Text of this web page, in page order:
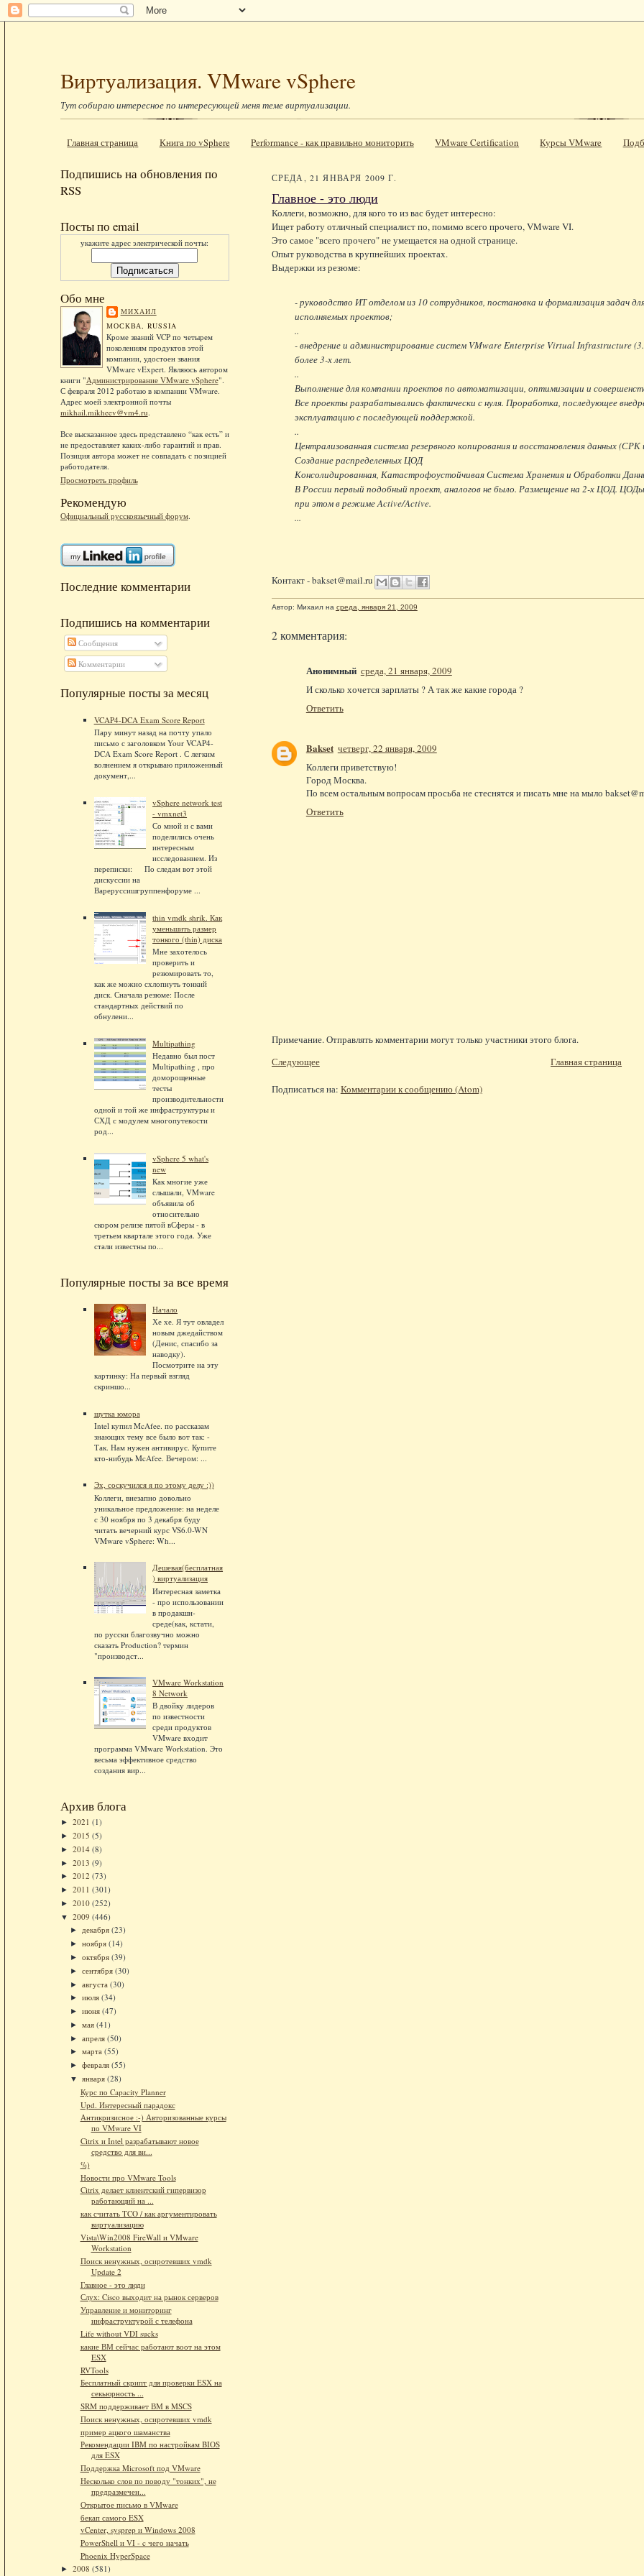
Виртуализация. VMware vSphere
Тут собираю интересное по интересующей меня теме виртуализации.
Главная страница Книга по vSphere Performance - как правильно мониторить VMware Certification Курсы VMware
Подпишись на обновления по
RSS
Посты по email
укажите адрес электрической почты:
Обо мне
МИХАИЛ
МОСКВА, RUSSIA
Кроме званий VCP по четырем
поколениям продуктов этой
компании, удостоен звания
VMware vExpert. Являюсь автором
книги "Администрирование VMware vSphere".
С февраля 2012 работаю в компании VMware.
Адрес моей электронной почты
mikhail.mikheev@vm4.ru.
Все высказанное здесь представлено “как есть” и
не предоставляет каких-либо гарантий и прав.
Позиция автора может не совпадать с позицией
работодателя.
Просмотреть профиль
Рекомендую
Официальный русскоязычный форум.
Последние комментарии
Подпишись на комментарии
Сообщения
Комментарии
Популярные посты за месяц
VCAP4-DCA Exam Score Report
Пару минут назад на почту упало
письмо с заголовком Your VCAP4-
DCA Exam Score Report . С легким
волнением я открываю приложенный
документ,...
vSphere network test
- vmxnet3
Со мной и с вами
поделились очень
интересным
исследованием. Из
переписки: По следам вот этой
дискуссии на
Вареруссишгруппенфоруме ...
thin vmdk shrik. Как
уменьшить размер
тонкого (thin) диска
Мне захотелось
проверить и
резюмировать то,
как же можно схлопнуть тонкий
диск. Сначала резюме: После
стандартных действий по
обнулени...
Multipathing
Недавно был пост
Multipathing , про
доморощенные
тесты
производительности
одной и той же инфраструктуры и
СХД с модулем многопутевости
род...
vSphere 5 what's
new
Как многие уже
слышали, VMware
объявила об
относительно
скором релизе пятой вСферы - в
третьем квартале этого года. Уже
стали известны по...
Популярные посты за все время
Начало
Хе хе. Я тут овладел
новым джедайством
(Денис, спасибо за
наводку).
Посмотрите на эту
картинку: На первый взгляд
скриншо...
шутка юмора
Intel купил McAfee. по рассказам
знающих тему все было вот так: -
Так. Нам нужен антивирус. Купите
кто-нибудь McAfee. Вечером: ...
Эх, соскучился я по этому делу :))
Коллеги, внезапно довольно
уникальное предложение: на неделе
с 30 ноября по 3 декабря буду
читать вечерний курс VS6.0-WN
VMware vSphere: Wh...
Дешевая(бесплатная
) виртуализация
Интересная заметка
- про использовании
в продакшн-
среде(как, кстати,
по русски благозвучно можно
сказать Production? термин
"производст...
VMware Workstation
8 Network
В двойку лидеров
по известности
среди продуктов
VMware входит
программа VMware Workstation. Это
весьма эффективное средство
создания вир...
Архив блога
► 2021 (1)
► 2015 (5)
► 2014 (8)
► 2013 (9)
► 2012 (73)
► 2011 (301)
► 2010 (252)
▼ 2009 (446)
► декабря (23)
► ноября (14)
► октября (39)
► сентября (30)
► августа (30)
► июля (34)
► июня (47)
► мая (41)
► апреля (50)
► марта (55)
► февраля (55)
▼ января (28)
Курс по Capacity Planner
Upd. Интересный парадокс
Антикризисное :-) Авторизованные курсы
по VMware VI
Citrix и Intel разрабатывают новое
средство для ви...
%)
Новости про VMware Tools
Citrix делает клиентский гипервизор
работающий на ...
как считать TCO / как аргументировать
виртуализацию
Vista\Win2008 FireWall и VMware
Workstation
Поиск ненужных, осиротевших vmdk
Update 2
Главное - это люди
Слух: Cisco выходит на рынок серверов
Управление и мониторинг
инфраструктурой с телефона
Life without VDI sucks
какие ВМ сейчас работают воот на этом
ESX
RVTools
Бесплатный скрипт для проверки ESX на
секьюрность ...
SRM поддерживает ВМ в MSCS
Поиск ненужных, осиротевших vmdk
пример ацкого шаманства
Рекомендации IBM по настройкам BIOS
для ESX
Поддержка Microsoft под VMware
Несколько слов по поводу "тонких", не
предразмечен...
Открытое письмо в VMware
бекап самого ESX
vCenter, sysprep и Windows 2008
PowerShell и VI - c чего начать
Phoenix HyperSpace
► 2008 (581)
СРЕДА, 21 ЯНВАРЯ 2009 Г.
Главное - это люди
Коллеги, возможно, для кого то из вас будет интересно:
Ищет работу отличный специалист по, помимо всего прочего, VMware VI.
Это самое "всего прочего" не умещается на одной странице.
Опыт руководства в крупнейших проектах.
Выдержки из резюме:
- руководство ИТ отделом из 10 сотрудников, постановка и формализация задач
исполняемых проектов;
..
- внедрение и администрирование систем VMware Enterprise Virtual Infrastructure
более 3-х лет.
..
Выполнение для компании проектов по автоматизации, оптимизации и
Все проекты разрабатывались фактически с нуля. Проработка, последующее
эксплуатацию с последующей поддержкой.
..
Централизованная система резервного копирования и восстановления данных (СРК
Создание распределенных ЦОД
Консолидированная, Катастрофоустойчивая Система Хранения и Обработки
В России первый подобный проект, аналогов не было. Размещение на 2-х ЦОД.
при этом в режиме Active/Active.
...
Контакт - bakset@mail.ru
Автор: Михаил на среда, января 21, 2009
2 комментария:
Анонимный среда, 21 января, 2009
И сколько хочется зарплаты ? А так же какие города ?
Ответить
Bakset четверг, 22 января, 2009
Коллеги приветствую!
Город Москва.
По всем остальным вопросам просьба не стеснятся и писать мне на мыло
Ответить
Примечание. Отправлять комментарии могут только участники этого блога.
Следующее
Главная страница
Подписаться на: Комментарии к сообщению (Atom)